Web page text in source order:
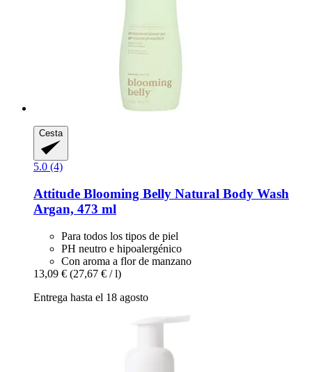
Cesta
5.0 (4)
Attitude Blooming Belly Natural Body Wash
Argan, 473 ml
Para todos los tipos de piel
PH neutro e hipoalergénico
Con aroma a flor de manzano
13,09 € (27,67 € / l)
Entrega hasta el 18 agosto